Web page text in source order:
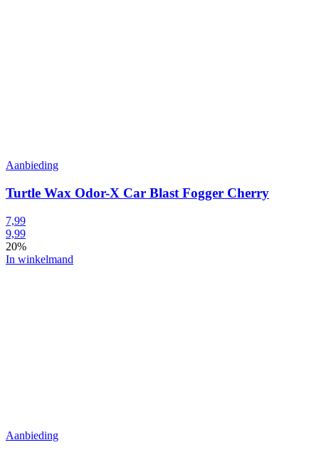
Aanbieding
Turtle Wax Odor-X Car Blast Fogger Cherry
7,99
9,99
20%
In winkelmand
Aanbieding